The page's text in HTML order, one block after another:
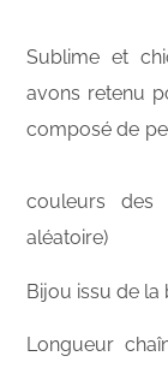
Sublime et
avons retenu
composé de
couleurs des
aléatoire)
Bijou issu de la
Longueur